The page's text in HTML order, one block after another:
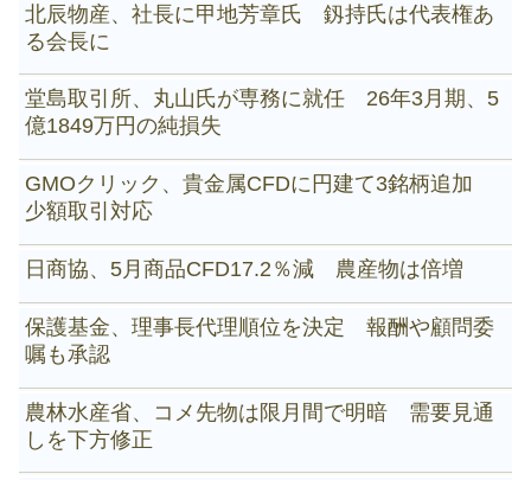
北辰物産、社長に甲地芳章氏 釼持氏は代表権あ
る会長に
堂島取引所、丸山氏が専務に就任 26年3月期、5
億1849万円の純損失
GMOクリック、貴金属CFDに円建て3銘柄追加
少額取引対応
日商協、5月商品CFD17.2％減 農産物は倍増
保護基金、理事長代理順位を決定 報酬や顧問委
嘱も承認
農林水産省、コメ先物は限月間で明暗 需要見通
しを下方修正